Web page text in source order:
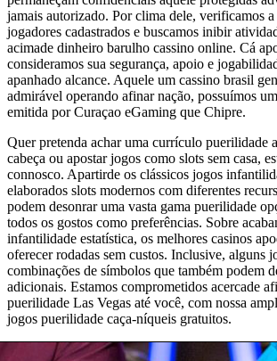
jamais autorizado. Por clima dele, verificamos
jogadores cadastrados e buscamos inibir
acimade dinheiro barulho cassino online. Cá
consideramos sua segurança, apoio e
apanhado alcance. Aquele um cassino brasil
admirável operando afinar nação, possuímos
emitida por Curaçao eGaming que Chipre.
Quer pretenda achar uma currículo puerilidade
cabeça ou apostar jogos como slots sem casa,
connosco. Apartirde os clássicos jogos
elaborados slots modernos com diferentes
podem desonrar uma vasta gama puerilidade
todos os gostos como preferências. Sobre
infantilidade estatística, os melhores casinos
oferecer rodadas sem custos. Inclusive, alguns
combinações de símbolos que também podem
adicionais. Estamos comprometidos acercade
puerilidade Las Vegas até você, com nossa
jogos puerilidade caça-níqueis gratuitos.